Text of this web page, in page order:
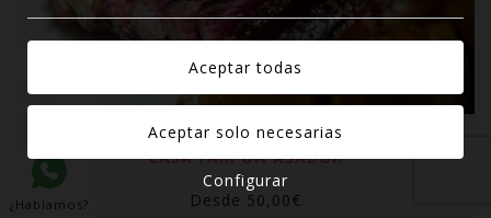
CASA FARPÓN ASADOR
Desde 50,00€
Configurar
¿Hablamos?